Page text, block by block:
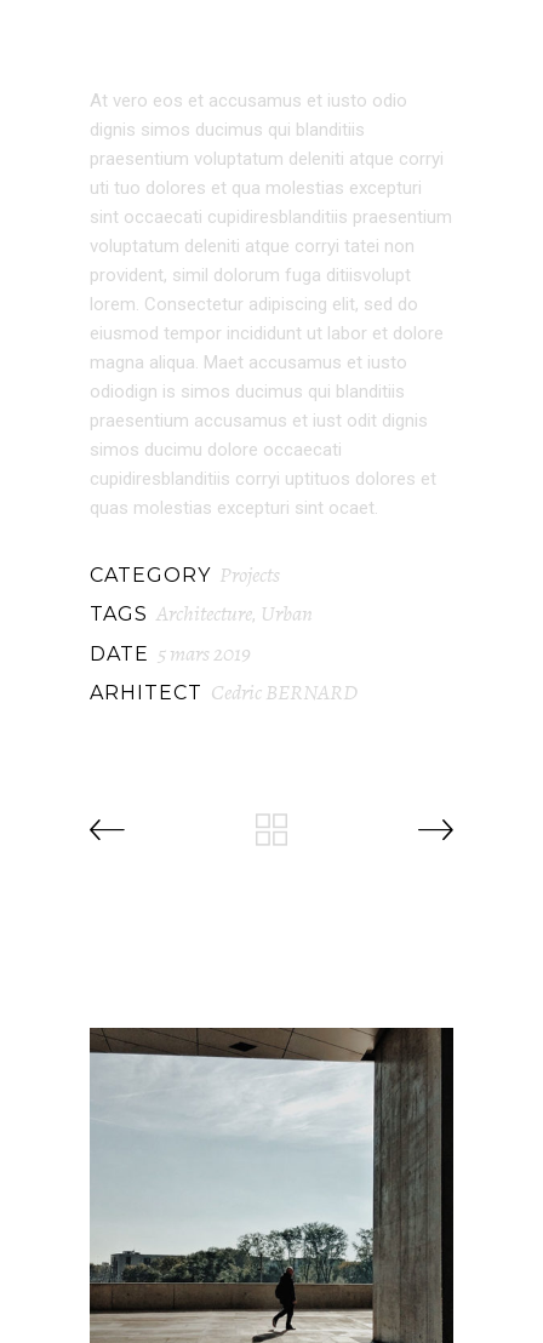
At vero eos et accusamus et iusto odio
dignis simos ducimus qui blanditiis
praesentium voluptatum deleniti atque corryi
uti tuo dolores et qua molestias excepturi
sint occaecati cupidiresblanditiis praesentium
voluptatum deleniti atque corryi tatei non
provident, simil dolorum fuga ditiisvolupt
lorem. Consectetur adipiscing elit, sed do
eiusmod tempor incididunt ut labor et dolore
magna aliqua. Maet accusamus et iusto
odiodign is simos ducimus qui blanditiis
praesentium accusamus et iust odit dignis
simos ducimu dolore occaecati
cupidiresblanditiis corryi uptituos dolores et
quas molestias excepturi sint ocaet.
CATEGORY Projects
TAGS Architecture, Urban
DATE 5 mars 2019
ARHITECT Cedric BERNARD